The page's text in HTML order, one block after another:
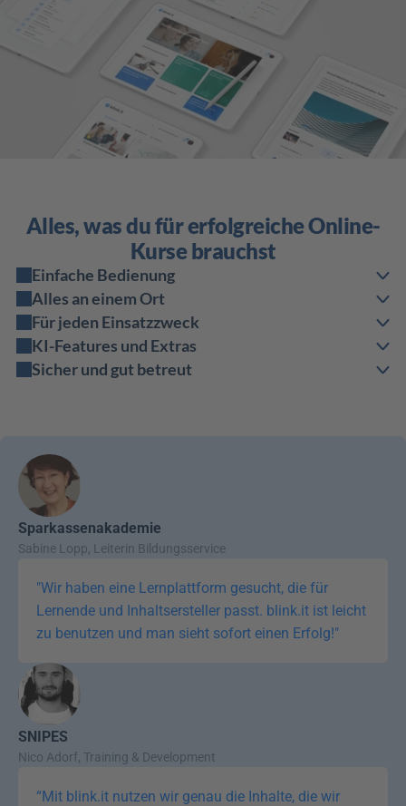
Alles, was du für erfolgreiche Online-
Kurse brauchst
Einfache Bedienung
Alles an einem Ort
Für jeden Einsatzzweck
KI-Features und Extras
Sicher und gut betreut
Sparkassenakademie
Sabine Lopp, Leiterin Bildungsservice
"Wir haben eine Lernplattform gesucht, die für
Lernende und Inhaltsersteller passt. blink.it ist leicht
zu benutzen und man sieht sofort einen Erfolg!"
SNIPES
Nico Adorf, Training & Development
“Mit blink.it nutzen wir genau die Inhalte, die wir